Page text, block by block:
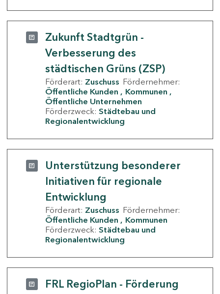
Zukunft Stadtgrün -
Verbesserung des
städtischen Grüns (ZSP)
Förderart: Zuschuss Fördernehmer:
Öffentliche Kunden
Kommunen
Öffentliche Unternehmen
Förderzweck: Städtebau und
Regionalentwicklung
Unterstützung besonderer
Initiativen für regionale
Entwicklung
Förderart: Zuschuss Fördernehmer:
Öffentliche Kunden
Kommunen
Förderzweck: Städtebau und
Regionalentwicklung
FRL RegioPlan - Förderung